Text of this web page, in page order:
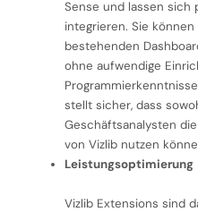
Sense und lassen sich
integrieren. Sie
bestehenden
ohne aufwendige
stellt sicher, dass
Geschäftsanalysten
von Vizlib nutzen
Leistungsoptimierung
Vizlib Extensions sind